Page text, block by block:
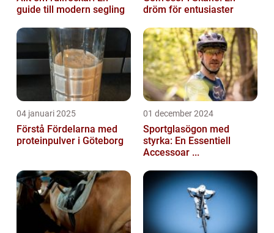
guide till modern segling
dröm för entusiaster
04 januari 2025
Förstå Fördelarna med
proteinpulver i Göteborg
01 december 2024
Sportglasögon med
styrka: En Essentiell
Accessoar ...